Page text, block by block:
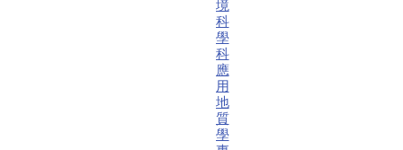
境
科
學
科
應
用
地
質
學